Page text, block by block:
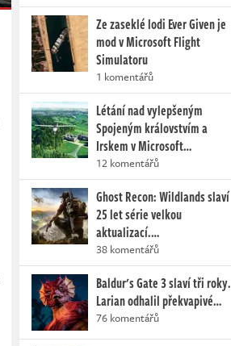
Ze zaseklé lodi Ever Given je
mod v Microsoft Flight
Simulatoru
1 komentářů
Létání nad vylepšeným
Spojeným královstvím a
Irskem v Microsoft…
12 komentářů
Ghost Recon: Wildlands slaví
25 let série velkou
aktualizací.…
38 komentářů
Baldur's Gate 3 slaví tři roky.
Larian odhalil překvapivé…
76 komentářů